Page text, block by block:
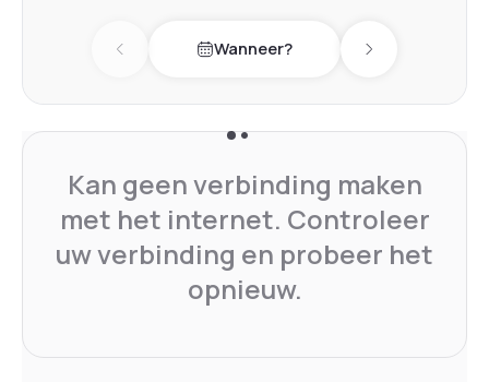
Previous dayWanneer? Next day
Kan geen verbinding maken
met het internet. Controleer
uw verbinding en probeer het
opnieuw.